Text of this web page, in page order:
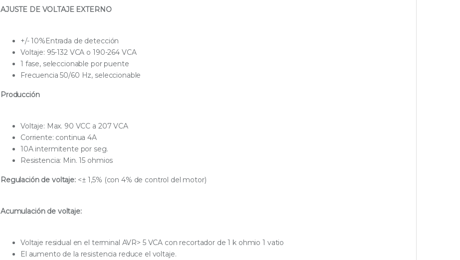
AJUSTE DE VOLTAJE EXTERNO
+/- 10%Entrada de detección
Voltaje: 95-132 VCA o 190-264 VCA
1 fase, seleccionable por puente
Frecuencia 50/60 Hz, seleccionable
Producción
Voltaje: Max. 90 VCC a 207 VCA
Corriente: continua 4A
10A intermitente por seg.
Resistencia: Min. 15 ohmios
Regulación de voltaje: <± 1,5% (con 4% de control del motor)
Acumulación de voltaje:
Voltaje residual en el terminal AVR> 5 VCA con recortador de 1 k ohmio 1 vatio
El aumento de la resistencia reduce el voltaje.